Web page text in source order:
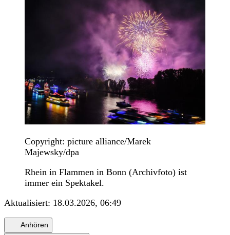
Copyright: picture alliance/Marek
Majewsky/dpa
Rhein in Flammen in Bonn (Archivfoto) ist
immer ein Spektakel.
Aktualisiert: 18.03.2026, 06:49
Anhören